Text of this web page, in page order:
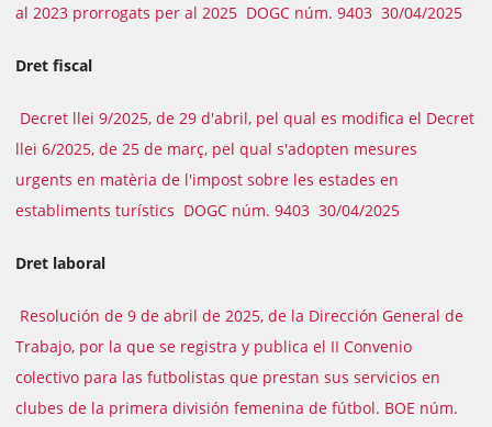
al 2023 prorrogats per al 2025 DOGC núm. 9403 30/04/2025
Dret fiscal
Decret llei 9/2025, de 29 d'abril, pel qual es modifica el Decret
llei 6/2025, de 25 de març, pel qual s'adopten mesures
urgents en matèria de l'impost sobre les estades en
establiments turístics DOGC núm. 9403 30/04/2025
Dret laboral
Resolución de 9 de abril de 2025, de la Dirección General de
Trabajo, por la que se registra y publica el II Convenio
colectivo para las futbolistas que prestan sus servicios en
clubes de la primera división femenina de fútbol. BOE núm.